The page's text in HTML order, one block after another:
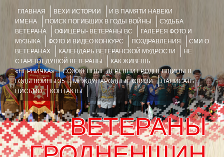
ГЛАВНАЯ ВЕХИ ИСТОРИИ
И В ПАМЯТИ НАВЕКИ
ИМЕНА
ПОИСК ПОГИБШИХ В ГОДЫ ВОЙНЫ
СУДЬБА
ВЕТЕРАНА
ОФИЦЕРЫ- ВЕТЕРАНЫ ВС
ГАЛЕРЕЯ ФОТО И
МУЗЫКА
ФОТО И ВИДЕО КОНКУРС ПОЗДРАВЛЕНИЯ
СМИ О
ВЕТЕРАНАХ
КАЛЕНДАРЬ ВЕТЕРАНСКОЙ МУДРОСТИ
НЕ
СТАРЕЮТ ДУШОЙ ВЕТЕРАНЫ
КАК ЖИВЁШЬ
«ПЕРВИЧКА»
СОЖЖЁННЫЕ ДЕРЕВНИ ГРОДНЕНЩИНЫ В
ГОДЫ ВОЙНЫ 35
МЕЖДУНАРОДНЫЕ СВЯЗИ
НАПИСАТЬ
ПИСЬМО
КОНТАКТЫ
ВЕТЕРАНЫ